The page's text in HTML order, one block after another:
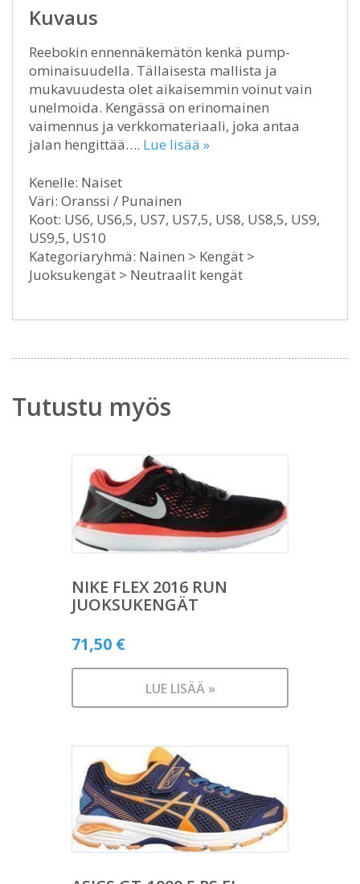
Kuvaus
Reebokin ennennäkemätön kenkä pump-
ominaisuudella. Tällaisesta mallista ja
mukavuudesta olet aikaisemmin voinut vain
unelmoida. Kengässä on erinomainen
vaimennus ja verkkomateriaali, joka antaa
jalan hengittää…. Lue lisää »
Kenelle: Naiset
Väri: Oranssi / Punainen
Koot: US6, US6,5, US7, US7,5, US8, US8,5, US9,
US9,5, US10
Kategoriaryhmä: Nainen > Kengät >
Juoksukengät > Neutraalit kengät
Tutustu myös
NIKE FLEX 2016 RUN
JUOKSUKENGÄT
71,50 €
LUE LISÄÄ »